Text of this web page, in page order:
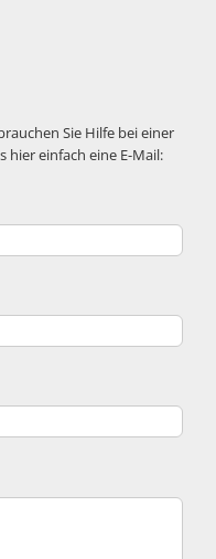
Sie Hilfe bei einer
hier einfach eine E-Mail: